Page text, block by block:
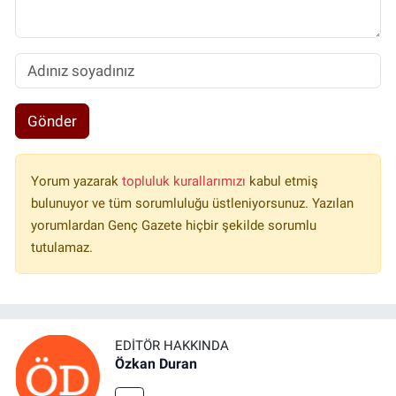
Gönder
Yorum yazarak topluluk kurallarımızı kabul etmiş
bulunuyor ve tüm sorumluluğu üstleniyorsunuz. Yazılan
yorumlardan Genç Gazete hiçbir şekilde sorumlu
tutulamaz.
EDITÖR HAKKINDA
Özkan Duran